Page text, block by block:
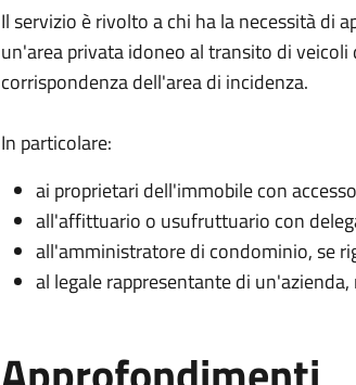
Il servizio è rivolto a chi ha la necessità di
un'area privata idoneo al transito di
corrispondenza dell'area di incidenza.
In particolare:
ai proprietari dell'immobile con
all'affittuario o usufruttuario con
all'amministratore di condominio, se
al legale rappresentante di